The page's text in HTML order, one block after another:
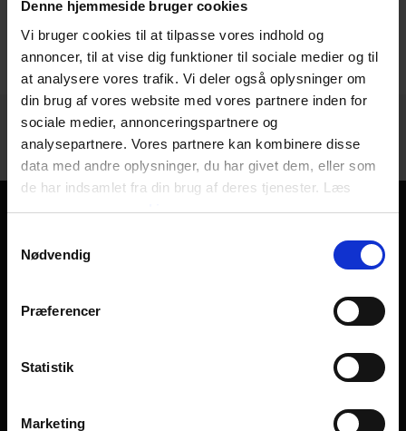
Denne hjemmeside bruger cookies
Vi bruger cookies til at tilpasse vores indhold og
annoncer, til at vise dig funktioner til sociale medier og til
at analysere vores trafik. Vi deler også oplysninger om
din brug af vores website med vores partnere inden for
sociale medier, annonceringspartnere og
analysepartnere. Vores partnere kan kombinere disse
data med andre oplysninger, du har givet dem, eller som
de har indsamlet fra din brug af deres tjenester. Læs
mere omvores cookies
Nødvendig
Præferencer
Statistik
Marketing
1 - 9af9
fejekoste
finder du mange forskellige. Både den klassiske gadekost
med forskellige antal rækker, og special Vikan kost til
særlige formål. At holde et værksted eller en produktion
ren, kræver næsten altid et udvalg af forskellig indendørs
farvehandel, har vi stadig en aktie i at kunne hjælpe dig og